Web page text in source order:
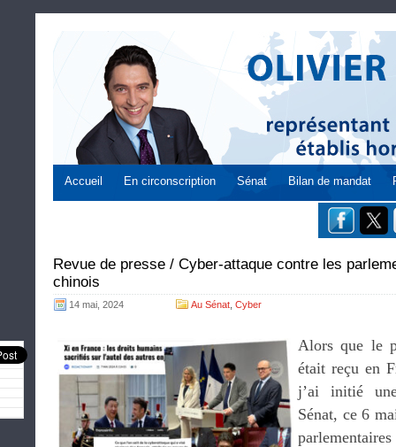
Accueil En circonscription Sénat Bilan de mandat
Revue de presse / Cyber-attaque contre les
chinois
14 mai, 2024 Au Sénat Cyber
Alors que le
était reçu en
j’ai initié
Sénat, ce 6